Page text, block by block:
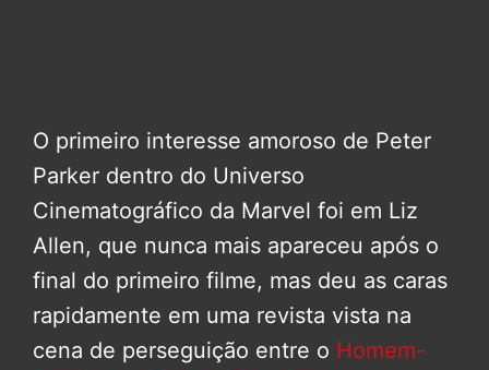
O primeiro interesse amoroso de Peter
Parker dentro do Universo
Cinematográfico da Marvel foi em Liz
Allen, que nunca mais apareceu após o
final do primeiro filme, mas deu as caras
rapidamente em uma revista vista na
cena de perseguição entre o Homem-